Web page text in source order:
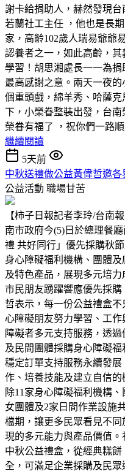
謝卡給捐助人，赫然發現
若蘭社工主任 ，他也是長
家，高齡102歲人瑞易爺爺
認養者之一，如此高齡，
學習！胡思湘處長一一為
最高感謝之意。兩天一夜
個重頭戲，綿羊秀、哈薩
下，小榮眷整裝出發，台
榮眷有福了 ，祝你們一路
繼續閱讀
5天前
中秋送禮做公益黃偉哲邀
公益活動 職場甘苦
【柿子日報記者李玲/台南
南市政府今(5)日於總理餐
禮 共好同行」優先採購秋
身心障礙福利機構、團體
及特色產品，展現多元培
市民朋友踴躍響應優先採
哲表示，每一份公益禮盒
心障礙朋友努力學習、工
障礙者多元支持服務，透
及民間團體採購身心障礙
穩定訂單支持服務永續發
作、培養技能及建立自信
除11家身心障礙福利機構
女團體及2家日間作業設施
檔期，讓更多民眾看見不
現的多元能力與產品價值
中秋公益禮盒，從經典糕
全，可滿足企業採購及民